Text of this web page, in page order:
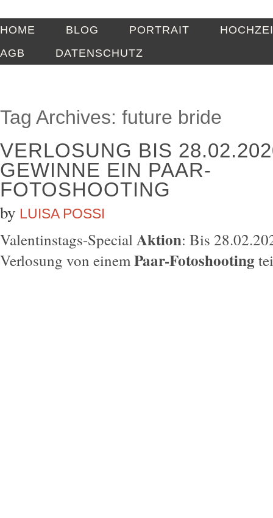
HOME BLOG PORTRAIT
AGB
DATENSCHUTZ
Tag Archives: future bride
VERLOSUNG BIS
GEWINNE EIN PAAR-
FOTOSHOOTING
by LUISA POSSI
Valentinstags-SpecialAktion: Bis
Verlosung von einemPaar-Fotoshooting